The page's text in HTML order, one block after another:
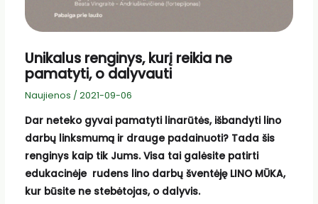
Unikalus renginys, kurį reikia ne
pamatyti, o dalyvauti
Naujienos / 2021-09-06
Dar neteko gyvai pamatyti linarūtės, išbandyti lino
darbų linksmumą ir drauge padainuoti? Tada šis
renginys kaip tik Jums. Visa tai galėsite patirti
edukacinėje rudens lino darbų šventėję LINO MŪKA,
kur būsite ne stebėtojas, o dalyvis.